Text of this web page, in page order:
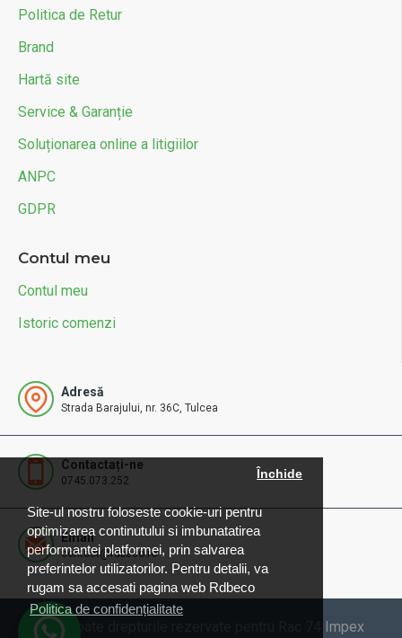
Site-ul nostru foloseste cookie-uri pentru
optimizarea continutului si imbunatatirea
performantei platformei, prin salvarea
preferintelor utilizatorilor. Pentru detalii, va
rugam sa accesati pagina web Rdbeco
Politica de confidențialitate
Închide
Politica de Retur
Brand
Hartă site
Service & Garanție
Soluționarea online a litigiilor
ANPC
GDPR
Contul meu
Contul meu
Istoric comenzi
Adresă
Strada Barajului, nr. 36C, Tulcea
Contactați-ne
0745.073.252
Email
contact@rdbeco.ro
© 2025 Toate drepturile rezervate pentru Rac 74 Impex